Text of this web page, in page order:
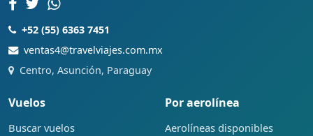
+52 (55) 6363 7451
ventas4@travelviajes.com.mx
Centro, Asunción, Paraguay
Vuelos
Buscar vuelos
Por aerolínea
Aerolíneas disponibles